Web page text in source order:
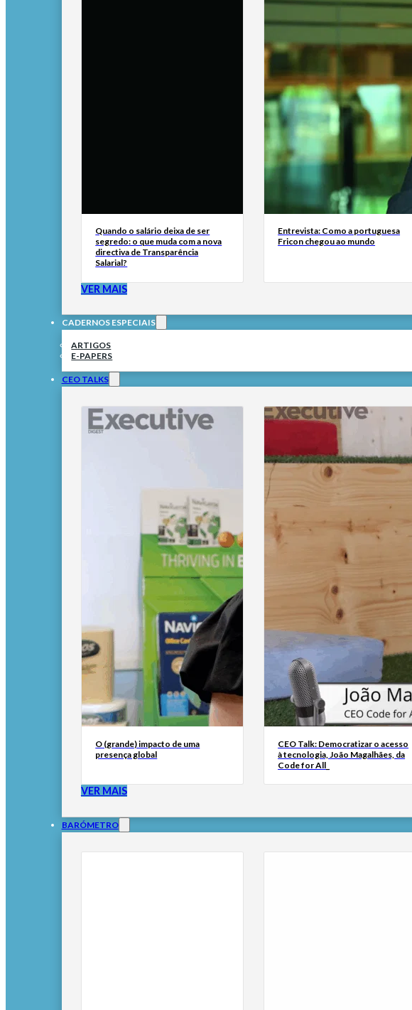
Quando o salário deixa de ser
segredo: o que muda com a nova
directiva de Transparência
Salarial?
Entrevista: Como a portuguesa
Fricon chegou ao mundo
VER MAIS
CADERNOS ESPECIAIS
ARTIGOS
E-PAPERS
CEO TALKS
O (grande) impacto de uma
presença global
CEO Talk: Democratizar o acesso
à tecnologia, João Magalhães, da
Code for All_
VER MAIS
BARÓMETRO